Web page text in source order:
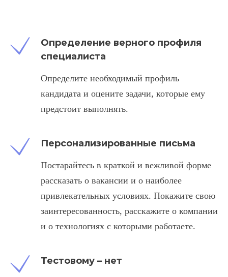
Определение верного профиля
специалиста
Определите необходимый профиль
кандидата и оцените задачи, которые ему
предстоит выполнять.
Персонализированные письма
Постарайтесь в краткой и вежливой форме
рассказать о вакансии и о наиболее
привлекательных условиях. Покажите свою
заинтересованность, расскажите о компании
и о технологиях с которыми работаете.
Тестовому – нет